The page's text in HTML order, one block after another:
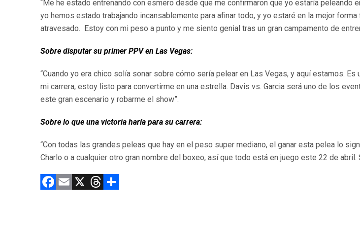
“Me he estado entrenando con esmero desde que me confirmaron que yo estaría peleando
yo hemos estado trabajando incansablemente para afinar todo, y yo estaré en la mejor
atravesado. Estoy con mi peso a punto y me siento genial tras un gran campamento de
Sobre disputar su primer PPV en Las Vegas:
“Cuando yo era chico solía sonar sobre cómo sería pelear en Las Vegas, y aquí estamos.
mi carrera, estoy listo para convertirme en una estrella. Davis vs. Garcia será uno de los
este gran escenario y robarme el show”.
Sobre lo que una victoria haría para su carrera:
“Con todas las grandes peleas que hay en el peso super mediano, el ganar esta pelea lo
Charlo o a cualquier otro gran nombre del boxeo, así que todo está en juego este 22 de
F E X T